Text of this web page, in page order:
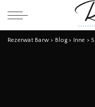
Rezerwat Barw > Blog> Inne >